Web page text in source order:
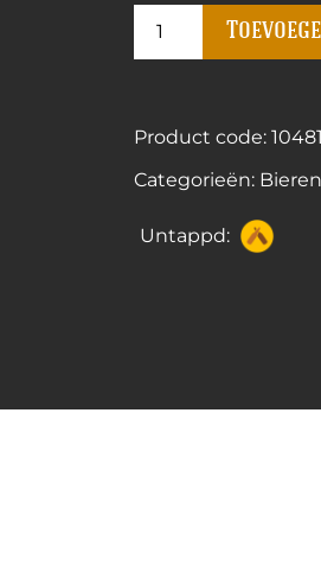
Product code:
Categorieën: Bieren
Untappd: